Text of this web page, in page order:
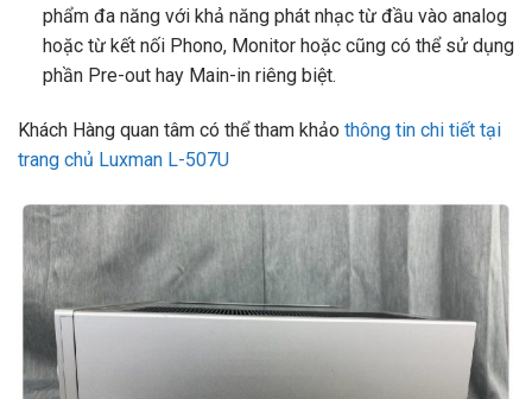
phẩm đa năng với khả năng phát nhạc từ đầu vào analog
hoặc từ kết nối Phono, Monitor hoặc cũng có thể sử dụng
phần Pre-out hay Main-in riêng biệt.
Khách Hàng quan tâm có thể tham khảo thông tin chi tiết tại
trang chủ Luxman L-507U